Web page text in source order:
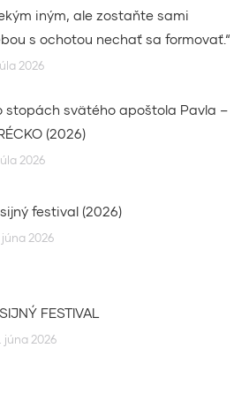
iným, ale zostaňte sami
s ochotou nechať sa formovať.“
2026
stopách svätého apoštola Pavla –
(2026)
2026
festival (2026)
júna 2026
FESTIVAL
júna 2026